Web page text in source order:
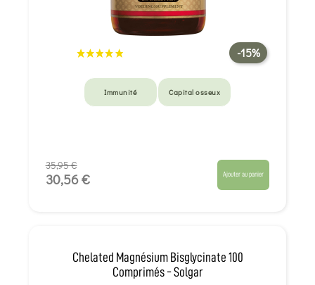
-15%
Immunité Capital osseux
35,95 €
30,56 € Ajouter au panier
Chelated Magnésium Bisglycinate 100
Comprimés - Solgar